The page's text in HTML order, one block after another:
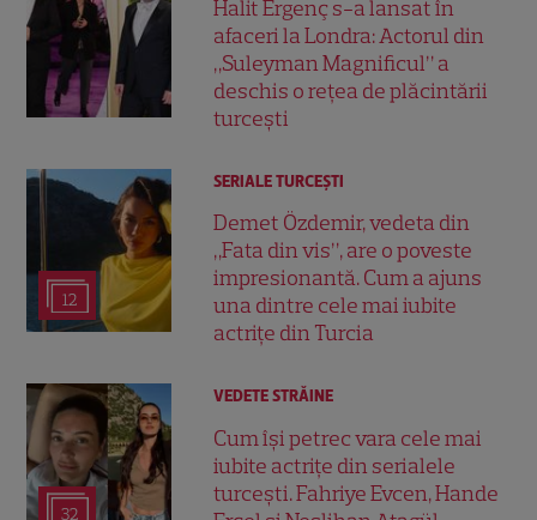
Halit Ergenç s-a lansat în
afaceri la Londra: Actorul din
„Suleyman Magnificul” a
deschis o rețea de plăcintării
turcești
12
SERIALE TURCEŞTI
Demet Özdemir, vedeta din
„Fata din vis”, are o poveste
impresionantă. Cum a ajuns
una dintre cele mai iubite
actrițe din Turcia
32
VEDETE STRĂINE
Cum își petrec vara cele mai
iubite actrițe din serialele
turcești. Fahriye Evcen, Hande